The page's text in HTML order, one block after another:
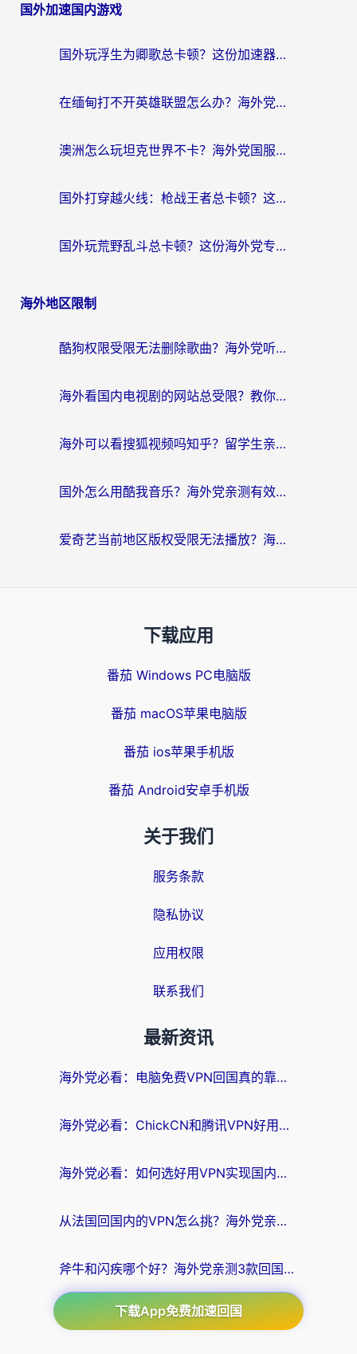
国外加速国内游戏
国外玩浮生为卿歌总卡顿？这份加速器选择指南帮你找回丝滑体验
在缅甸打不开英雄联盟怎么办？海外党亲测有效的国服游戏加速指南
澳洲怎么玩坦克世界不卡？海外党国服游戏加速终极指南（附逆战奇妙碰碰车解决方案）
国外打穿越火线：枪战王者总卡顿？这篇加速器推荐下载指南帮你解决延迟难题
国外玩荒野乱斗总卡顿？这份海外党专属的国服游戏加速攻略请收好
海外地区限制
酷狗权限受限无法删除歌曲？海外党听国内音乐的终极解决方案来了
海外看国内电视剧的网站总受限？教你选对回国加速器，轻松追热剧
海外可以看搜狐视频吗知乎？留学生亲测有效的回国加速器选择指南
国外怎么用酷我音乐？海外党亲测有效的回国加速方案，附千千音乐中文歌收听指南
爱奇艺当前地区版权受限无法播放？海外党追剧看电影的终极解决方案来了
下载应用
番茄 Windows PC电脑版
番茄 macOS苹果电脑版
番茄 ios苹果手机版
番茄 Android安卓手机版
关于我们
服务条款
隐私协议
应用权限
联系我们
最新资讯
海外党必看：电脑免费VPN回国真的靠谱吗？附实测对比与最优方案指南
海外党必看：ChickCN和腾讯VPN好用吗？3招选对回国加速器，告别地区限制
海外党必看：如何选好用VPN实现国内资源无缝访问？从越南到全球都适用
从法国回国内的VPN怎么挑？海外党亲测：稳定、多端、安全才是关键
斧牛和闪疾哪个好？海外党亲测3款回国加速器，教你选到不踩坑的那一款
下载App免费加速回国